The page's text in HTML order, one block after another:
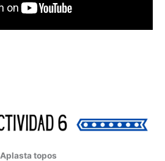
Aplasta topos